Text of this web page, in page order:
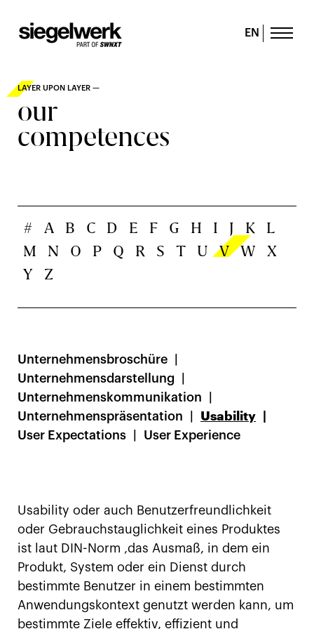
EN
LAYER UPON LAYER —
our
competences
# A B C D E F G H I J K
L
M
N O P Q R S T U V W
X
Y
Z
Unternehmensbroschüre
Unternehmensdarstellung
Unternehmenskommunikation
Unternehmenspräsentation
Usability
User Expectations
User Experience
Usability oder auch Benutzerfreundlichkeit
oder Gebrauchstauglichkeit eines Produktes
ist laut DIN-Norm ‚das Ausmaß, in dem ein
Produkt, System oder ein Dienst durch
bestimmte Benutzer in einem bestimmten
Anwendungskontext genutzt werden kann, um
bestimmte Ziele effektiv, effizient und